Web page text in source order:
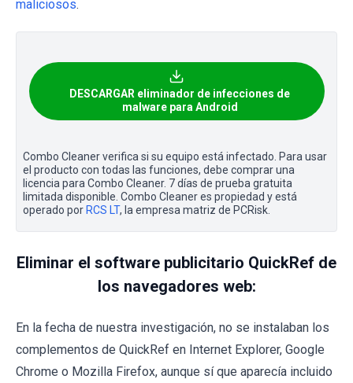
maliciosos.
DESCARGAR eliminador de infecciones de
malware para Android
Combo Cleaner verifica si su equipo está infectado. Para usar
el producto con todas las funciones, debe comprar una
licencia para Combo Cleaner. 7 días de prueba gratuita
limitada disponible. Combo Cleaner es propiedad y está
operado por RCS LT, la empresa matriz de PCRisk.
Eliminar el software publicitario QuickRef de
los navegadores web:
En la fecha de nuestra investigación, no se instalaban los
complementos de QuickRef en Internet Explorer, Google
Chrome o Mozilla Firefox, aunque sí que aparecía incluido